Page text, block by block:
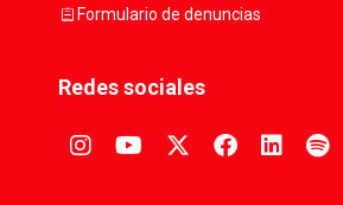
assignmentFormulario de denuncias
Redes sociales